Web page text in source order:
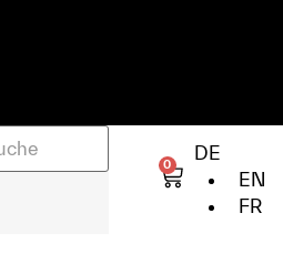
0
DE
EN
FR